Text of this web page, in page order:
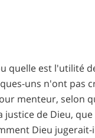
quelle est l'utilité
uns n'ont pas
menteur, selon
de Dieu,
Dieu jugerait-